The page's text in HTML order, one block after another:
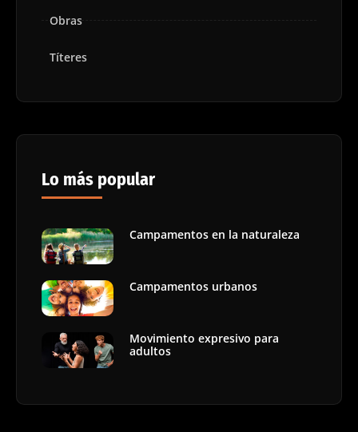
Obras
Títeres
Lo más popular
Campamentos en la naturaleza
Campamentos urbanos
Movimiento expresivo para
adultos